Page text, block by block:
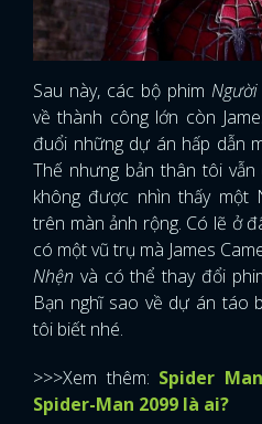
Sau này, các bộ phim Người
về thành công lớn còn
đuổi những dự án hấp dẫn
Thế nhưng bản thân tôi
không được nhìn thấy một
trên màn ảnh rộng. Có lẽ ở
có một vũ trụ mà James
Nhện và có thể thay đổi
Bạn nghĩ sao về dự án táo
tôi biết nhé.
>>>Xem thêm: Spider
Spider-Man 2099 là ai?